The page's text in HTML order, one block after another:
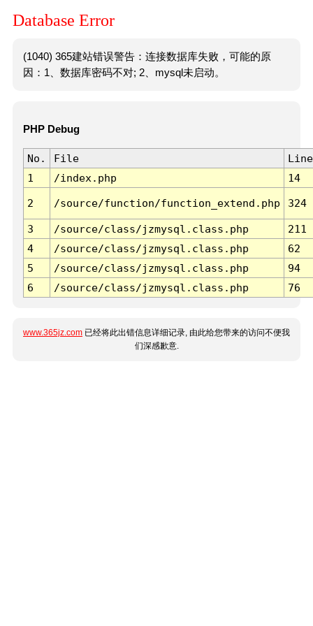
Database Error
(1040) 365建站错误警告：连接数据库失败，可能的原
因：1、数据库密码不对; 2、mysql未启动。
PHP Debug
No. File
Line
1
/index.php 14
2 /source/function/function_extend.php 324
3 /source/class/jzmysql.class.php
211
4
/source/class/jzmysql.class.php
62
5
/source/class/jzmysql.class.php
94
6
/source/class/jzmysql.class.php 76
www.365jz.com 已经将此出错信息详细记录, 由此给您带来的访问不便我
们深感歉意.